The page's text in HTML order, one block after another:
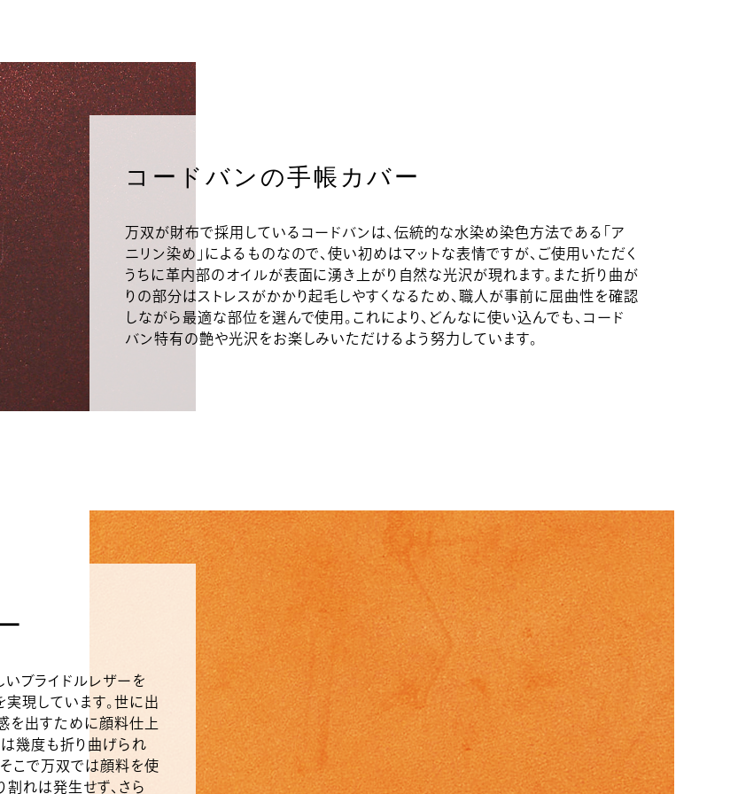
コードバンの手帳カバー
万双が財布で採用しているコードバンは、伝統的な水染め染色方法である「ア
ニリン染め」によるものなので、使い初めはマットな表情ですが、ご使用いただく
うちに革内部のオイルが表面に湧き上がり自然な光沢が現れます。また折り曲が
りの部分はストレスがかかり起毛しやすくなるため、職人が事前に屈曲性を確認
しながら最適な部位を選んで使用。これにより、どんなに使い込んでも、コード
バン特有の艶や光沢をお楽しみいただけるよう努力しています。
ブライドルレザーを
現しています。世に出
を出すために顔料仕上
幾度も折り曲げられ
そこで万双では顔料を使
割れは発生せず、さら